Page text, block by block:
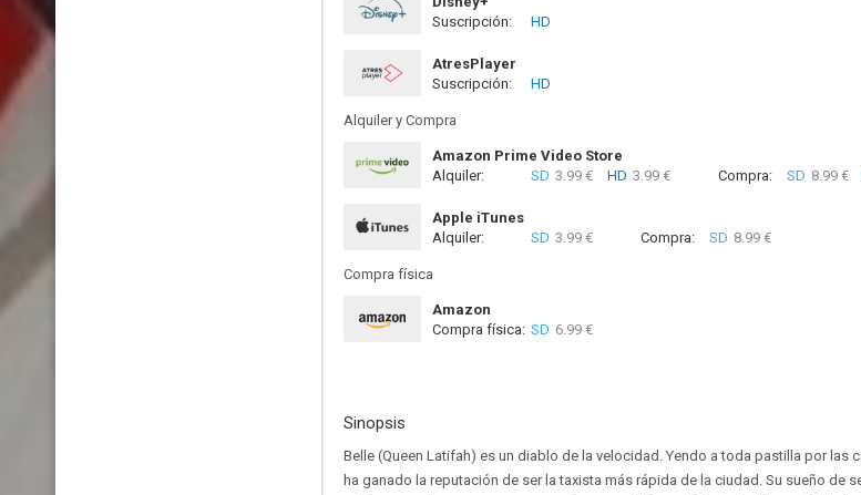
Suscripción:
HD
AtresPlayer
Suscripción:
HD
Alquiler y Compra
Amazon Prime Video Store
Alquiler:
SD 3.99 € HD 3.99 € Compra: SD 8.99 €
Apple iTunes
Alquiler:
SD 3.99 € Compra: SD 8.99 €
Compra física
Amazon
Compra física: SD 6.99 €
Sinopsis
Belle (Queen Latifah) es un diablo de la velocidad. Yendo a toda pastilla por las
ha ganado la reputación de ser la taxista más rápida de la ciudad. Su sueño de